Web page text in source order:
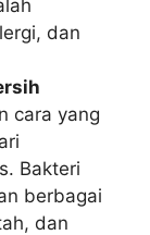
dan
cara yang
Bakteri
berbagai
dan